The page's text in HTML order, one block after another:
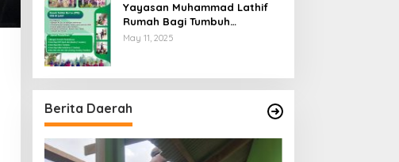
Yayasan Muhammad Lathif
Rumah Bagi Tumbuh
Kembangnya Generasi Insani
May 11, 2025
Berita Daerah